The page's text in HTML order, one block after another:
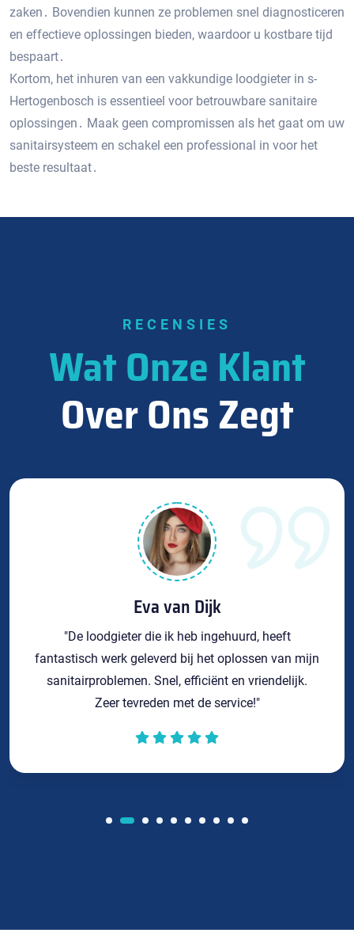
zaken․ Bovendien kunnen ze problemen snel diagnosticeren
en effectieve oplossingen bieden, waardoor u kostbare tijd
bespaart․
Kortom, het inhuren van een vakkundige loodgieter in s-
Hertogenbosch is essentieel voor betrouwbare sanitaire
oplossingen․ Maak geen compromissen als het gaat om uw
sanitairsysteem en schakel een professional in voor het
beste resultaat․
RECENSIES
Wat Onze Klant
Over Ons Zegt
Eva van Dijk
"De loodgieter die ik heb ingehuurd, heeft
fantastisch werk geleverd bij het oplossen van mijn
sanitairproblemen. Snel, efficiënt en vriendelijk.
Zeer tevreden met de service!"